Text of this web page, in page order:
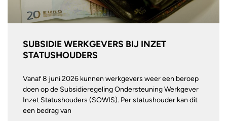
SUBSIDIE WERKGEVERS BIJ INZET
STATUSHOUDERS
Vanaf 8 juni 2026 kunnen werkgevers weer een beroep
doen op de Subsidieregeling Ondersteuning Werkgever
Inzet Statushouders (SOWIS). Per statushouder kan dit
een bedrag van